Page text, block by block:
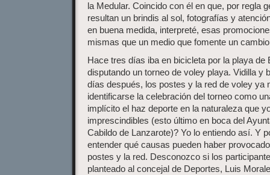
la Medular. Coincido con él en que, por regla
resultan un brindis al sol, fotografías y
en buena medida, interpreté, esas
mismas que un medio que fomente un
Hace tres días iba en bicicleta por la playa de
disputando un torneo de voley playa. Vidilla y
días después, los postes y la red de voley ya
identificarse la celebración del torneo como
implícito el haz deporte en la naturaleza que
imprescindibles (esto último en boca del
Cabildo de Lanzarote)? Yo lo entiendo así. Y
entender qué causas pueden haber
postes y la red. Desconozco si los
planteado al concejal de Deportes, Luis